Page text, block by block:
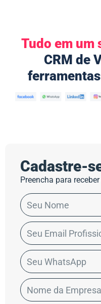
Tudo em um
CRM de
Cadastre-
Preencha para